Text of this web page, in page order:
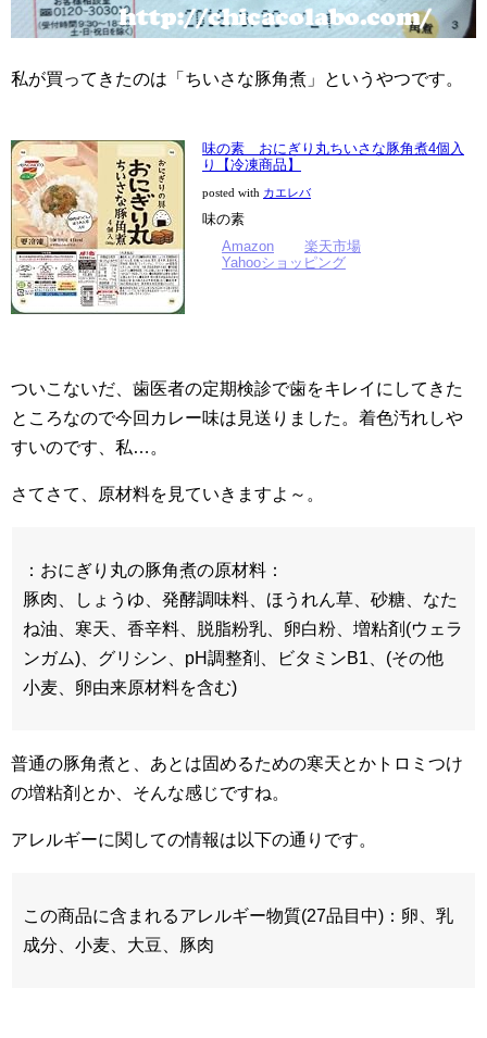
私が買ってきたのは「ちいさな豚角煮」というやつです。
味の素 おにぎり丸ちいさな豚角煮4個入
り【冷凍商品】
posted with カエレバ
味の素
Amazon
楽天市場
Yahooショッピング
ついこないだ、歯医者の定期検診で歯をキレイにしてきた
ところなので今回カレー味は見送りました。着色汚れしや
すいのです、私…。
さてさて、原材料を見ていきますよ～。
：おにぎり丸の豚角煮の原材料：
豚肉、しょうゆ、発酵調味料、ほうれん草、砂糖、なた
ね油、寒天、香辛料、脱脂粉乳、卵白粉、増粘剤(ウェラ
ンガム)、グリシン、pH調整剤、ビタミンB1、(その他
小麦、卵由来原材料を含む)
普通の豚角煮と、あとは固めるための寒天とかトロミつけ
の増粘剤とか、そんな感じですね。
アレルギーに関しての情報は以下の通りです。
この商品に含まれるアレルギー物質(27品目中)：卵、乳
成分、小麦、大豆、豚肉